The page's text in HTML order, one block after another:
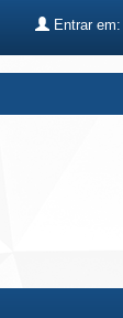
Entrar em: